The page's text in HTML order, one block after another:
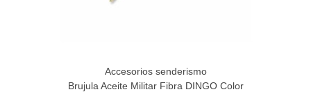
Accesorios senderismo
Brujula Aceite Militar Fibra DINGO Color